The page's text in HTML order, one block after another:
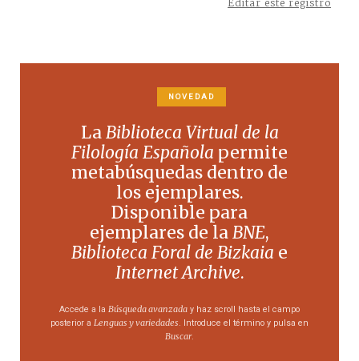
Editar este registro
NOVEDAD
LaBiblioteca Virtual de la
Filología Española permite
metabúsquedas dentro de
los ejemplares.
Disponible para
ejemplares de laBNE,
Biblioteca Foral de Bizkaia e
Internet Archive.
Accede a la Búsqueda avanzada y haz scroll hasta el campo
posterior a Lenguas y variedades . Introduce el término y pulsa en
Buscar.